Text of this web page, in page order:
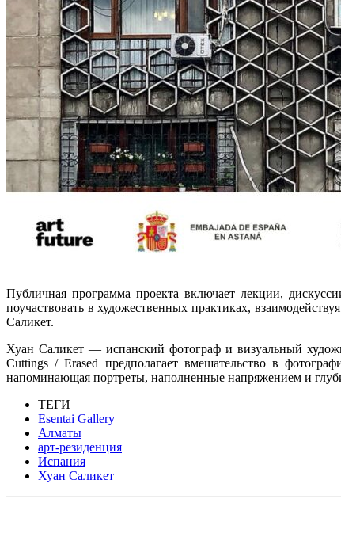
Публичная программа проекта включает лекции,
поучаствовать в художественных практиках,
Саликет.
Хуан Саликет — испанский фотограф и визуальный
Cuttings / Erased предполагает вмешательство в
напоминающая портреты, наполненные напряжением и
ТЕГИ
Esentai Gallery
Алматы
арт-резиденция
Испания
Хуан Саликет